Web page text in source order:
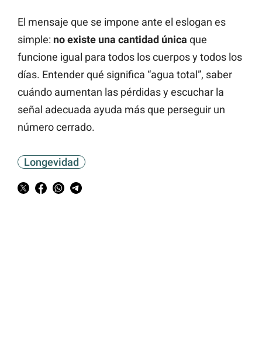
El mensaje que se impone ante el eslogan es
simple: no existe una cantidad única que
funcione igual para todos los cuerpos y todos los
días. Entender qué significa “agua total”, saber
cuándo aumentan las pérdidas y escuchar la
señal adecuada ayuda más que perseguir un
número cerrado.
Longevidad